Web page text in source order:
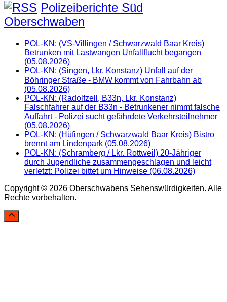
Polizeiberichte Süd
Oberschwaben
POL-KN: (VS-Villingen / Schwarzwald Baar Kreis)
Betrunken mit Lastwangen Unfallflucht begangen
(05.08.2026)
POL-KN: (Singen, Lkr. Konstanz) Unfall auf der
Böhringer Straße - BMW kommt von Fahrbahn ab
(05.08.2026)
POL-KN: (Radolfzell, B33n, Lkr. Konstanz)
Falschfahrer auf der B33n - Betrunkener nimmt falsche
Auffahrt - Polizei sucht gefährdete Verkehrsteilnehmer
(05.08.2026)
POL-KN: (Hüfingen / Schwarzwald Baar Kreis) Bistro
brennt am Lindenpark (05.08.2026)
POL-KN: (Schramberg / Lkr. Rottweil) 20-Jähriger
durch Jugendliche zusammengeschlagen und leicht
verletzt: Polizei bittet um Hinweise (06.08.2026)
Copyright © 2026 Oberschwabens Sehenswürdigkeiten. Alle
Rechte vorbehalten.